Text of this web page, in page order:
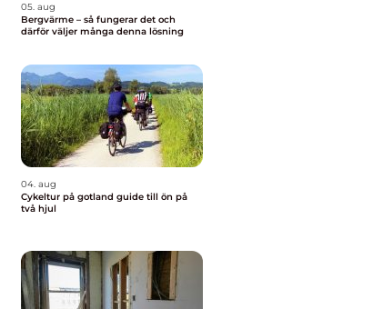
05. aug
Bergvärme – så fungerar det och
därför väljer många denna lösning
04. aug
Cykeltur på gotland guide till ön på
två hjul